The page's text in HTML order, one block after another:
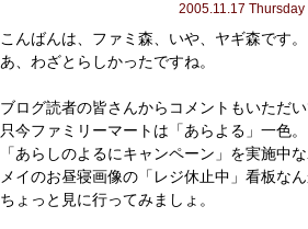
2005.11.17 Thursday
こんばんは、ファミ森、いや、ヤギ森です。
あ、わざとらしかったですね。
ブログ読者の皆さんからコメントもいただ
只今ファミリーマートは「あらよる」一色。
「あらしのよるにキャンペーン」を実施中
メイのお昼寝画像の「レジ休止中」看板な
ちょっと見に行ってみましょ。